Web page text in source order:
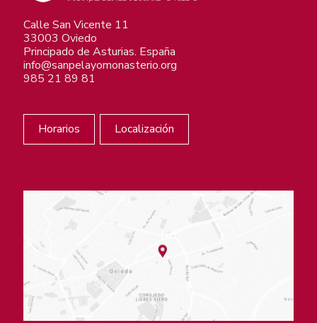
Calle San Vicente 11
33003 Oviedo
Principado de Asturias. España
info@sanpelayomonasterio.org
985 21 89 81
Horarios Localización